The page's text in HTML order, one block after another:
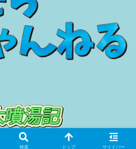
© 2018 大噴湯記.
検索 トップ サイドバー